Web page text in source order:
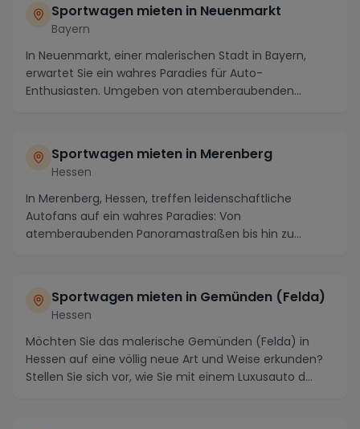
Sportwagen mieten in Neuenmarkt
Bayern
In Neuenmarkt, einer malerischen Stadt in Bayern,
erwartet Sie ein wahres Paradies für Auto-
Enthusiasten. Umgeben von atemberaubenden
Sportwagen mieten in Merenberg
Hessen
In Merenberg, Hessen, treffen leidenschaftliche
Autofans auf ein wahres Paradies: Von
atemberaubenden Panoramastraßen bis hin zu
Sportwagen mieten in Gemünden (Felda)
Hessen
Möchten Sie das malerische Gemünden (Felda) in
Hessen auf eine völlig neue Art und Weise erkunden?
Stellen Sie sich vor, wie Sie mit einem Luxusauto d...